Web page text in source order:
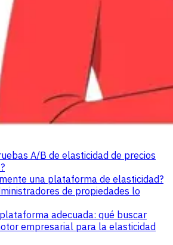
A/B de elasticidad de precios
una plataforma de elasticidad?
de propiedades lo
adecuada: qué buscar
empresarial para la elasticidad